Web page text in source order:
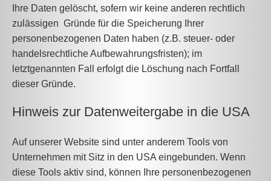
Ihre Daten gelöscht, sofern wir keine anderen rechtlich
zulässigen Gründe für die Speicherung Ihrer
personenbezogenen Daten haben (z.B. steuer- oder
handelsrechtliche Aufbewahrungsfristen); im
letztgenannten Fall erfolgt die Löschung nach Fortfall
dieser Gründe.
Hinweis zur Datenweitergabe in die USA
Auf unserer Website sind unter anderem Tools von
Unternehmen mit Sitz in den USA eingebunden. Wenn
diese Tools aktiv sind, können Ihre personenbezogenen